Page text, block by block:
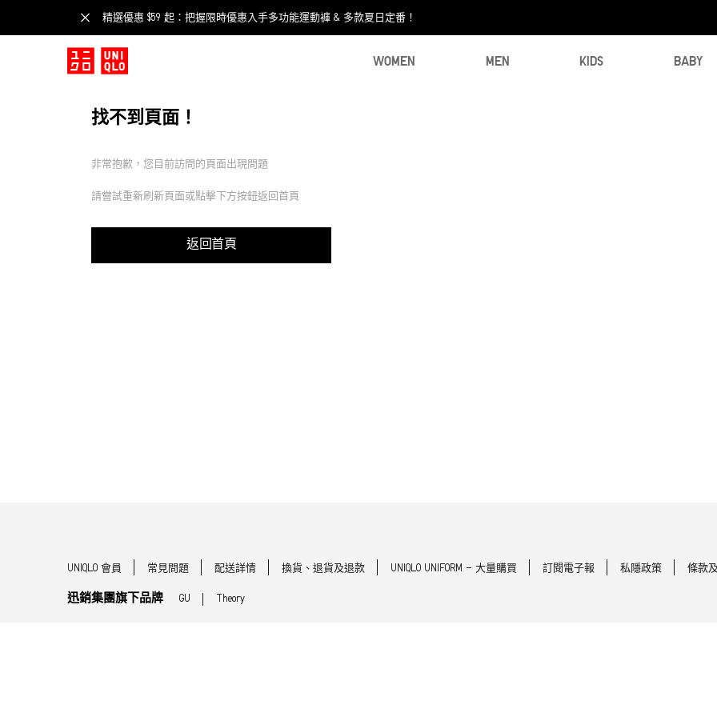
精選優惠 $59 起：把握限時優惠入手多功能運動褲 & 多款夏日定番！​
WOMEN MEN KIDS BABY
找不到頁面！
非常抱歉，您目前訪問的頁面出現問題
請嘗試重新刷新頁面或點擊下方按鈕返回首頁
返回首頁
UNIQLO 會員 常見問題 配送詳情 換貨、退貨及退款 UNIQLO UNIFORM - 大量購買 訂閱電子報 私隱政策 條款
迅銷集團旗下品牌 GU Theory